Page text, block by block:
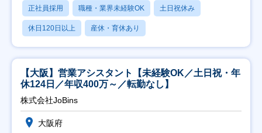
正社員採用 職種・業界未経験OK 土日祝休み
休日120日以上 産休・育休あり
【大阪】営業アシスタント【未経験OK／土日祝・年
休124日／年収400万～／転勤なし】
株式会社JoBins
大阪府